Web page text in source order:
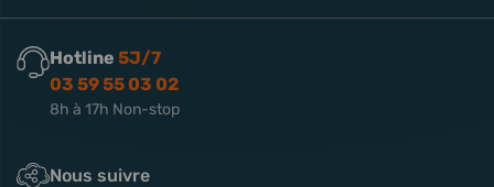
Hotline 5J/7
03 59 55 03 02
8h à 17h Non-stop
Nous suivre